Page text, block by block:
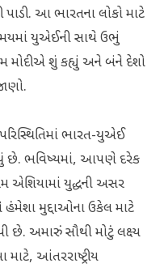
પાડી. આ ભારતના લોકો માટે
યુએઈની સાથે ઉભું
મોદીએ શું કહ્યું અને બંને દેશો
ભારત-યુએઈ
છે. ભવિષ્યમાં, આપણે દરેક
એશિયામાં યુદ્ધની અસર
મુદ્દાઓના ઉકેલ માટે
છે. અમારું સૌથી મોટું લક્ષ્ય
આંતરરાષ્ટ્રીય